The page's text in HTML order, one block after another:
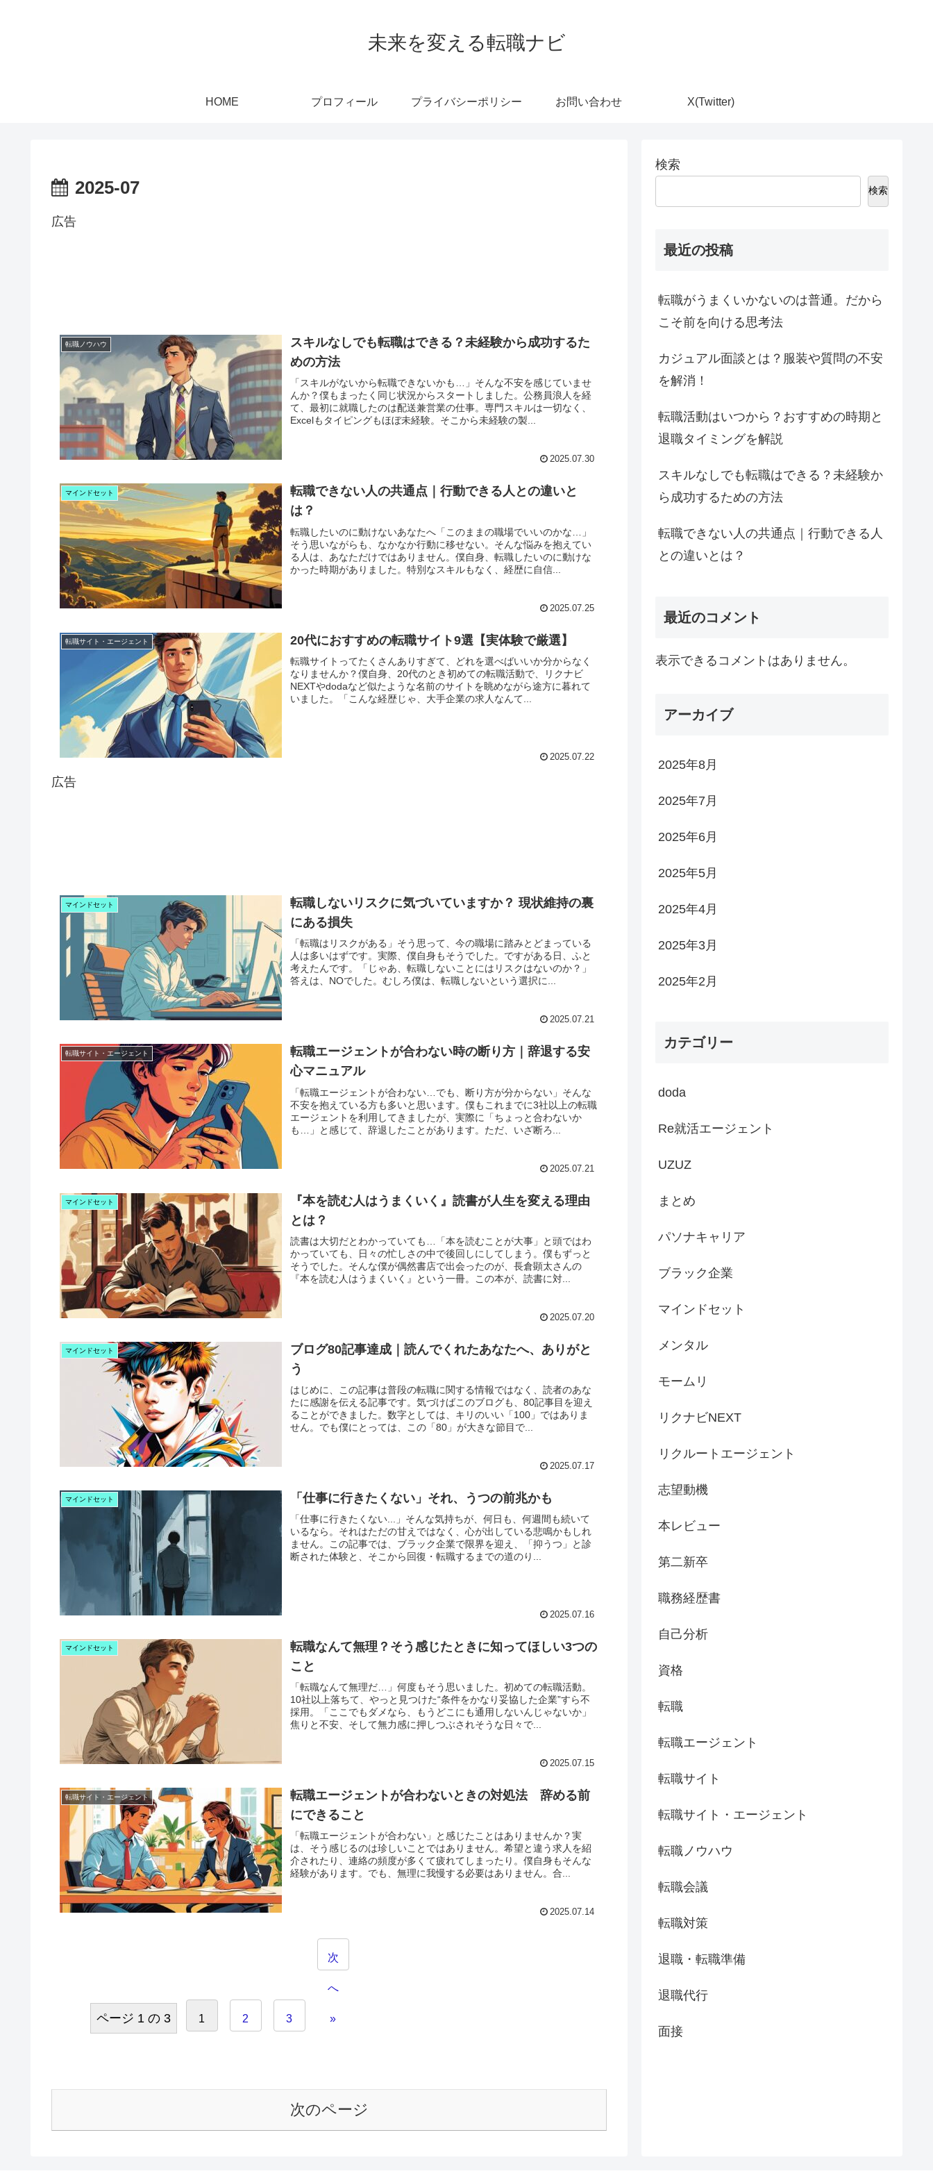
未来を変える転職ナビ
HOME プロフィール プライバシーポリシー お問い合わせ X(Twitter)
2025-07
広告
転職ノウハウ
スキルなしでも転職はできる？未経験から成功するた
めの方法
「スキルがないから転職できないかも…」そんな不安を感じていませ
んか？僕もまったく同じ状況からスタートしました。公務員浪人を経
て、最初に就職したのは配送兼営業の仕事。専門スキルは一切なく、
Excelもタイピングもほぼ未経験。そこから未経験の製...
2025.07.30
マインドセット
転職できない人の共通点｜行動できる人との違いと
は？
転職したいのに動けないあなたへ「このままの職場でいいのかな…」
そう思いながらも、なかなか行動に移せない。そんな悩みを抱えてい
る人は、あなただけではありません。僕自身、転職したいのに動けな
かった時期がありました。特別なスキルもなく、経歴に自信...
2025.07.25
転職サイト・エージェント 20代におすすめの転職サイト9選【実体験で厳選】
転職サイトってたくさんありすぎて、どれを選べばいいか分からなく
なりませんか？僕自身、20代のとき初めての転職活動で、リクナビ
NEXTやdodaなど似たような名前のサイトを眺めながら途方に暮れて
いました。「こんな経歴じゃ、大手企業の求人なんて...
2025.07.22
広告
マインドセット
転職しないリスクに気づいていますか？ 現状維持の裏
にある損失
「転職はリスクがある」そう思って、今の職場に踏みとどまっている
人は多いはずです。実際、僕自身もそうでした。ですがある日、ふと
考えたんです。「じゃあ、転職しないことにはリスクはないのか？」
答えは、NOでした。むしろ僕は、転職しないという選択に...
2025.07.21
転職サイト・エージェント
転職エージェントが合わない時の断り方｜辞退する安
心マニュアル
「転職エージェントが合わない…でも、断り方が分からない」そんな
不安を抱えている方も多いと思います。僕もこれまでに3社以上の転職
エージェントを利用してきましたが、実際に「ちょっと合わないか
も…」と感じて、辞退したことがあります。ただ、いざ断ろ...
2025.07.21
マインドセット
『本を読む人はうまくいく』読書が人生を変える理由
とは？
読書は大切だとわかっていても…「本を読むことが大事」と頭ではわ
かっていても、日々の忙しさの中で後回しにしてしまう。僕もずっと
そうでした。そんな僕が偶然書店で出会ったのが、長倉顕太さんの
『本を読む人はうまくいく』という一冊。この本が、読書に対...
2025.07.20
マインドセット
ブログ80記事達成｜読んでくれたあなたへ、ありがと
う
はじめに、この記事は普段の転職に関する情報ではなく、読者のあな
たに感謝を伝える記事です。気づけばこのブログも、80記事目を迎え
ることができました。数字としては、キリのいい「100」ではありま
せん。でも僕にとっては、この「80」が大きな節目で...
2025.07.17
マインドセット 「仕事に行きたくない」それ、うつの前兆かも
「仕事に行きたくない...」そんな気持ちが、何日も、何週間も続いて
いるなら。それはただの甘えではなく、心が出している悲鳴かもしれ
ません。この記事では、ブラック企業で限界を迎え、「抑うつ」と診
断された体験と、そこから回復・転職するまでの道のり...
2025.07.16
マインドセット
転職なんて無理？そう感じたときに知ってほしい3つの
こと
「転職なんて無理だ…」何度もそう思いました。初めての転職活動。
10社以上落ちて、やっと見つけた“条件をかなり妥協した企業”すら不
採用。「ここでもダメなら、もうどこにも通用しないんじゃないか」
焦りと不安、そして無力感に押しつぶされそうな日々で...
2025.07.15
転職サイト・エージェント
転職エージェントが合わないときの対処法 辞める前
にできること
「転職エージェントが合わない」と感じたことはありませんか？実
は、そう感じるのは珍しいことではありません。希望と違う求人を紹
介されたり、連絡の頻度が多くて疲れてしまったり。僕自身もそんな
経験があります。でも、無理に我慢する必要はありません。合...
2025.07.14
ページ 1 の 3 1 2 3
次
へ
»
次のページ
検索
検索
最近の投稿
転職がうまくいかないのは普通。だから
こそ前を向ける思考法
カジュアル面談とは？服装や質問の不安
を解消！
転職活動はいつから？おすすめの時期と
退職タイミングを解説
スキルなしでも転職はできる？未経験か
ら成功するための方法
転職できない人の共通点｜行動できる人
との違いとは？
最近のコメント
表示できるコメントはありません。
アーカイブ
2025年8月
2025年7月
2025年6月
2025年5月
2025年4月
2025年3月
2025年2月
カテゴリー
doda
Re就活エージェント
UZUZ
まとめ
パソナキャリア
ブラック企業
マインドセット
メンタル
モームリ
リクナビNEXT
リクルートエージェント
志望動機
本レビュー
第二新卒
職務経歴書
自己分析
資格
転職
転職エージェント
転職サイト
転職サイト・エージェント
転職ノウハウ
転職会議
転職対策
退職・転職準備
退職代行
面接